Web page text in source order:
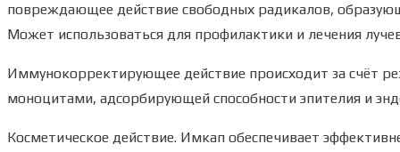
повреждающее действие свободных радикалов,
Может использоваться для профилактики и лечения
Иммунокорректирующее действие происходит за счёт
моноцитами, адсорбирующей способности эпителия и
Косметическое действие. Имкап обеспечивает